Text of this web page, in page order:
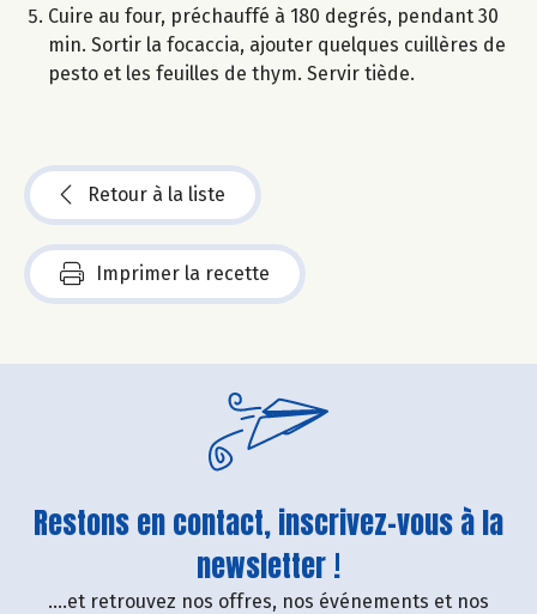
Cuire au four, préchauffé à 180 degrés, pendant 30
min. Sortir la focaccia, ajouter quelques cuillères de
pesto et les feuilles de thym. Servir tiède.
Retour à la liste
Imprimer la recette
Restons en contact, inscrivez-vous à la
newsletter !
....et retrouvez nos offres, nos événements et nos